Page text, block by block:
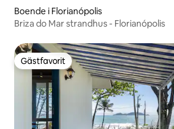
Boende i Florianópolis
Briza do Mar strandhus - Florianópolis
Gästfavorit
Gästfavorit